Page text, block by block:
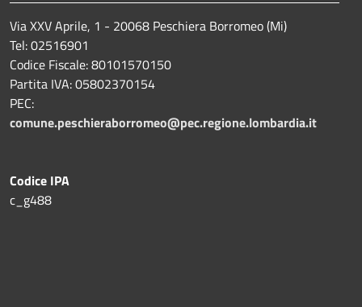
Via XXV Aprile, 1 - 20068 Peschiera Borromeo (Mi)
Tel: 02516901
Codice Fiscale: 80101570150
Partita IVA: 05802370154
PEC:
comune.peschieraborromeo@pec.regione.lombardia.it
Codice IPA
c_g488